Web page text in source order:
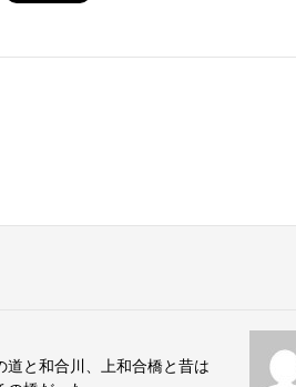
と和合川、上和合橋と昔は